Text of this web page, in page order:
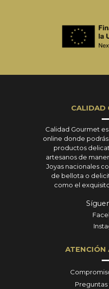
CALIDAD
Calidad Gourmet
online donde
productos
artesanos de
Joyas nacionales
de bellota o
como el
ATENCIÓN